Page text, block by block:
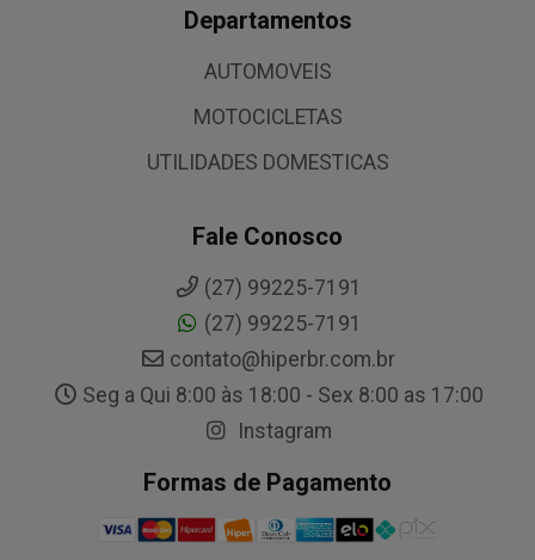
Departamentos
AUTOMOVEIS
MOTOCICLETAS
UTILIDADES DOMESTICAS
Fale Conosco
(27) 99225-7191
(27) 99225-7191
contato@hiperbr.com.br
Seg a Qui 8:00 às 18:00 - Sex 8:00 as 17:00
Instagram
Formas de Pagamento